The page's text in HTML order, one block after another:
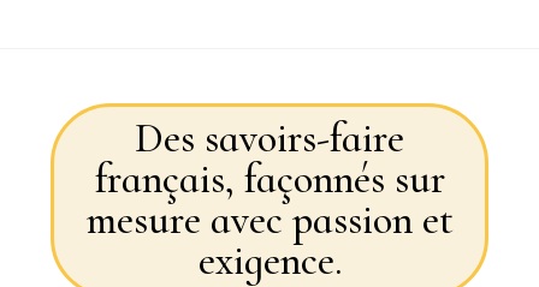
Des savoirs-faire
français, façonnés sur
mesure avec passion et
exigence.